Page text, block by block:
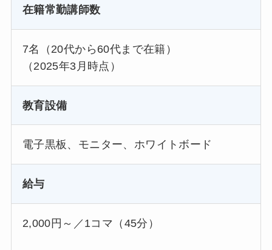
在籍常勤講師数
7名（20代から60代まで在籍）
（2025年3月時点）
教育設備
電子黒板、モニター、ホワイトボード
給与
2,000円～／1コマ（45分）